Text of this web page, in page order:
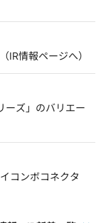
ンクを新しいウィンド
IR情報ページへ）
ーズ」のバリエー
コンボコネクタ